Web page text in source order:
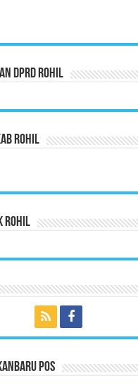
DPRD Rohil
Rohil
Rohil
Pos